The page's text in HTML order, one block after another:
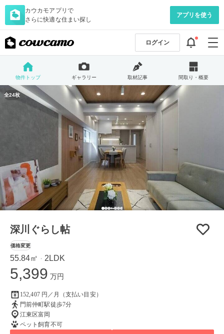
カウカモアプリで
さらに快適な住まい探し
アプリを使う
ログイン
物件トップ ギャラリー 取材記事 間取り・概要
全24枚
深川ぐらし帖
価格変更
55.84㎡ ・ 2LDK
5,399 万円
152,407 円／月（支払い目安）
門前仲町駅徒歩7分
江東区富岡
ペット飼育不可